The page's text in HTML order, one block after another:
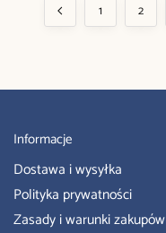
1 2
Informacje
Dostawa i wysyłka
Polityka prywatności
Zasady i warunki zakupów